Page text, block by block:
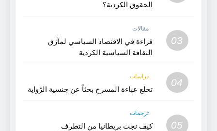
الحقوق الكردية؟
03
مقالات
قراءة في الاقتصاد السياسي لمأزق
الثقافة السياسية الكردية
04
دراسات
تخلع عباءة المسرح بحثاً عن جنسية الرّواية
05
ترجمات
كيف نجت بريطانيا من التطرف